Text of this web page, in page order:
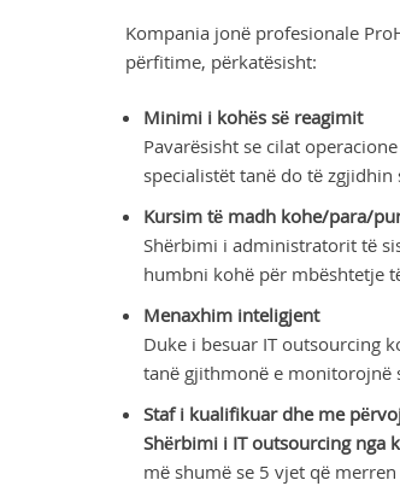
Kompania jonë profesionale
përfitime, përkatësisht:
Minimi i kohës së reagimit
Pavarësisht se cilat
specialistët tanë do të
Kursim të madh kohe/para/
Shërbimi i administratorit të
humbni kohë për mbështetje
Menaxhim inteligjent
Duke i besuar IT outsourcing
tanë gjithmonë e monitorojnë
Staf i kualifikuar dhe me
Shërbimi i IT outsourcing nga
më shumë se 5 vjet që